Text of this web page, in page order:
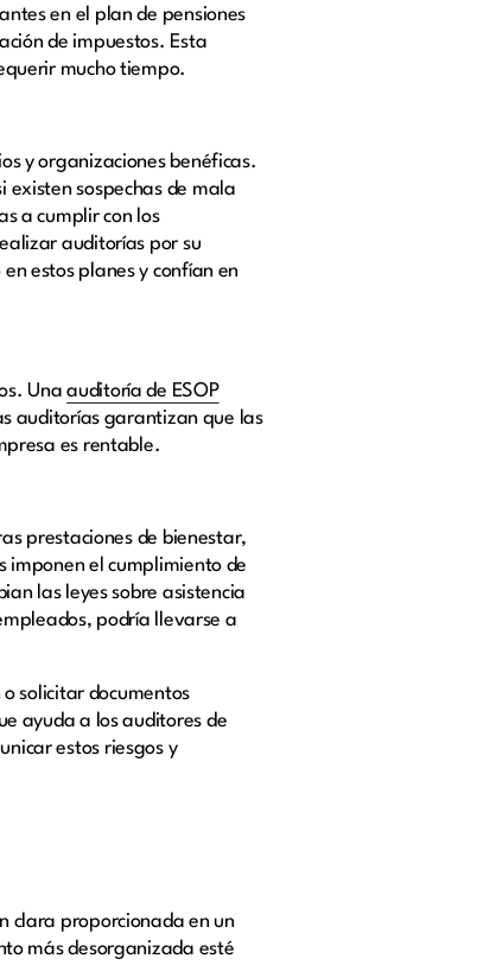
en el plan de pensiones
de impuestos. Esta
mucho tiempo.
y organizaciones benéficas.
existen sospechas de mala
a cumplir con los
auditorías por su
estos planes y confían en
Unaauditoría de ESOP
auditorías garantizan que las
es rentable.
prestaciones de bienestar,
imponen el cumplimiento de
las leyes sobre asistencia
podría llevarse a
solicitar documentos
ayuda a los auditores de
estos riesgos y
clara proporcionada en un
más desorganizada esté